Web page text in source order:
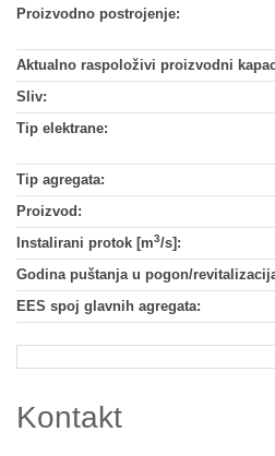
Proizvodno postrojenje:
Aktualno raspoloživi proizvodni
Sliv:
Tip elektrane:
Tip agregata:
Proizvod:
Instalirani protok [m3/s]:
Godina puštanja u pogon/
EES spoj glavnih agregata:
Kontakt